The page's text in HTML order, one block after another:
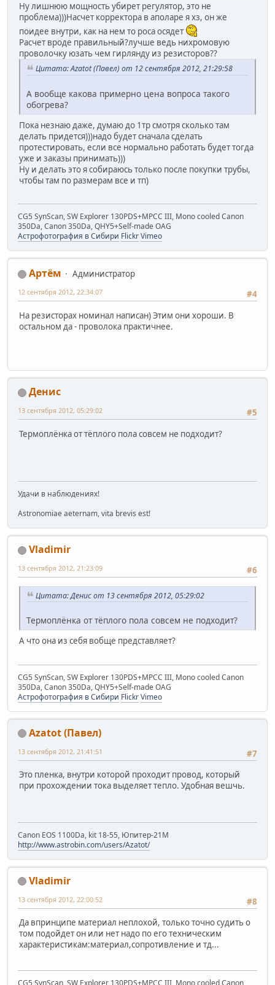
Ну лишнюю мощность убирет регулятор, это не
проблема)))Насчет корректора в аполаре я хз, он же
поидее внутри, как на нем то роса осядет
Расчет вроде правильный?лучше ведь нихромовую
проволочку юзать чем гирлянду из резисторов??
Цитата: Azatot (Павел) от 12 сентября 2012, 21:29:58
А вообще какова примерно цена вопроса такого
обогрева?
Пока незнаю даже, думаю до 1тр смотря сколько там
делать придется)))надо будет сначала сделать
протестировать, если все нормально работать будет тогда
уже и заказы принимать)))
Ну и делать это я собираюсь только после покупки трубы,
чтобы там по размерам все и тп)
CG5 SynScan, SW Explorer 130PDS+MPCC III, Mono cooled Canon
350Da, Canon 350Da, QHY5+Self-made OAG
Астрофотография в Сибири FlickrVimeo
Артём
Администратор
#4
12 сентября 2012, 22:34:07
На резисторах номинал написан) Этим они хороши. В
остальном да - проволока практичнее.
Денис
#5
13 сентября 2012, 05:29:02
Термоплёнка от тёплого пола совсем не подходит?
Удачи в наблюдениях!
Astronomiae aeternam, vita brevis est!
Vladimir
#6
13 сентября 2012, 21:23:09
Цитата: Денис от 13 сентября 2012, 05:29:02
Термоплёнка от тёплого пола совсем не подходит?
А что она из себя вобще представляет?
CG5 SynScan, SW Explorer 130PDS+MPCC III, Mono cooled Canon
350Da, Canon 350Da, QHY5+Self-made OAG
Астрофотография в Сибири FlickrVimeo
Azatot (Павел)
#7
13 сентября 2012, 21:41:51
Это пленка, внутри которой проходит провод, который
при прохождении тока выделяет тепло. Удобная вешчь.
Canon EOS 1100Da, kit 18-55, Юпитер-21М
http://www.astrobin.com/users/Azatot/
Vladimir
#8
13 сентября 2012, 22:00:52
Да впринципе материал неплохой, только точно судить о
том подойдет он или нет надо по его техническим
характеристикам:материал,сопротивление и тд...
CG5 SynScan, SW Explorer 130PDS+MPCC III, Mono cooled Canon